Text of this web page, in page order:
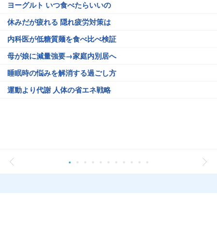
ヨーグルト いつ食べたらいいの
休みだが疲れる 隠れ疲労対策は
内科医が低糖質麺を食べ比べ検証
母が娘に減量強要→家庭内別居へ
睡眠時の悩みを解消する過ごし方
運動より代謝 人体の省エネ戦略